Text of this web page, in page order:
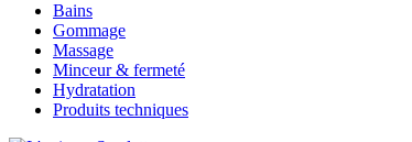
Bains
Gommage
Massage
Minceur & fermeté
Hydratation
Produits techniques